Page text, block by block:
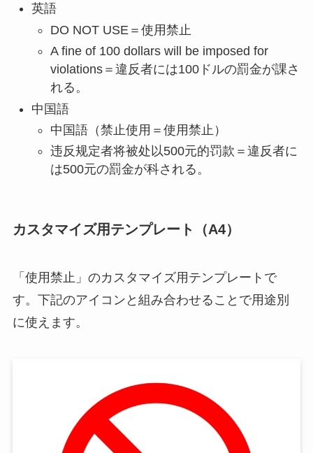
英語
DO NOT USE＝使用禁止
A fine of 100 dollars will be imposed for
violations＝違反者には100ドルの罰金が課さ
れる。
中国語
中国語（禁止使用＝使用禁止）
违反规定者将被处以500元的罚款＝違反者に
は500元の罰金が科される。
カスタマイズ用テンプレート（A4）
「使用禁止」のカスタマイズ用テンプレートで
す。下記のアイコンと組み合わせることで用途別
に使えます。